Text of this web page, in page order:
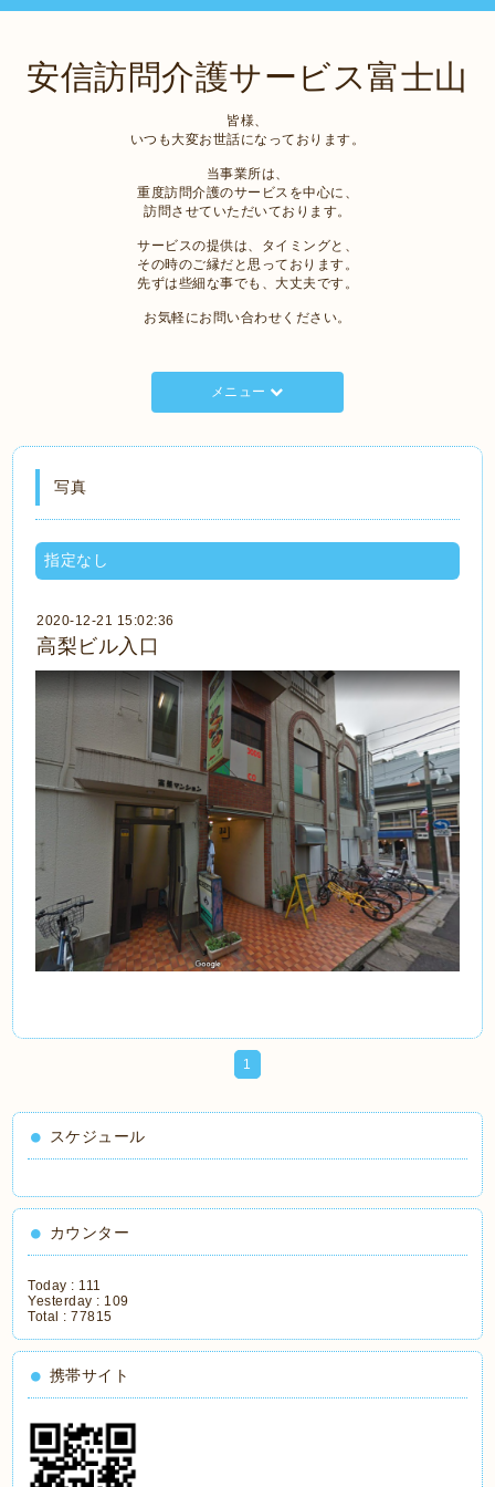
安信訪問介護サービス富士山
皆様、
いつも大変お世話になっております。
当事業所は、
重度訪問介護のサービスを中心に、
訪問させていただいております。
サービスの提供は、タイミングと、
その時のご縁だと思っております。
先ずは些細な事でも、大丈夫です。
お気軽にお問い合わせください。
メニュー
写真
指定なし
2020-12-21 15:02:36
高梨ビル入口
1
スケジュール
カウンター
Today : 111
Yesterday : 109
Total :77815
携帯サイト